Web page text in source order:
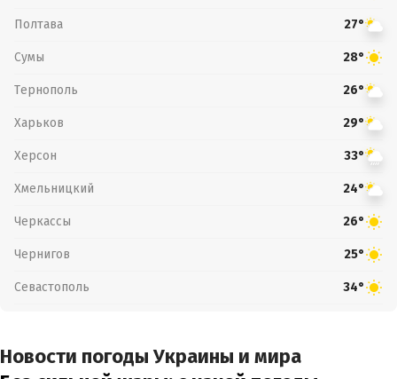
Полтава 27°
Сумы 28°
Тернополь 26°
Харьков 29°
Херсон 33°
Хмельницкий 24°
Черкассы 26°
Чернигов 25°
Севастополь 34°
Новости погоды Украины и мира